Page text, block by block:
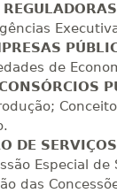
dias
dias
dias
de
DE
Especial
das